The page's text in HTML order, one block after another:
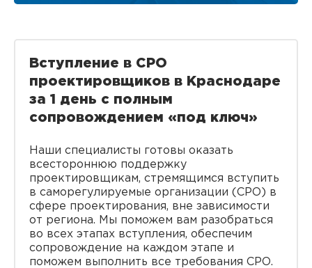
Вступление в СРО
проектировщиков в Краснодаре
за 1 день с полным
сопровождением «под ключ»
Наши специалисты готовы оказать
всестороннюю поддержку
проектировщикам, стремящимся вступить
в саморегулируемые организации (СРО) в
сфере проектирования, вне зависимости
от региона. Мы поможем вам разобраться
во всех этапах вступления, обеспечим
сопровождение на каждом этапе и
поможем выполнить все требования СРО.